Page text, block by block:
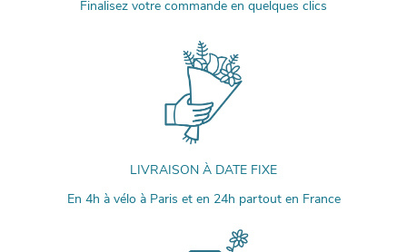
Finalisez votre commande en quelques clics
LIVRAISON À DATE FIXE
En 4h à vélo à Paris et en 24h partout en France